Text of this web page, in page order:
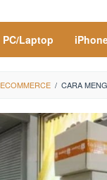
PC/Laptop
ECOMMERCE / CARA